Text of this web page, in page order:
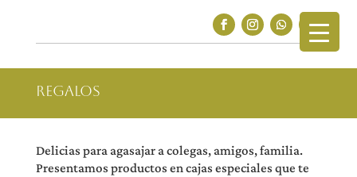
REGALOS
Delicias para agasajar a colegas, amigos, familia.
Presentamos productos en cajas especiales que te